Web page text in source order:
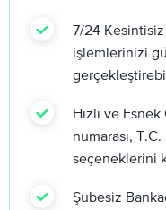
7/24
işlemlerinizi
Hızlı ve
numarası,
seçeneklerini
Şubesiz